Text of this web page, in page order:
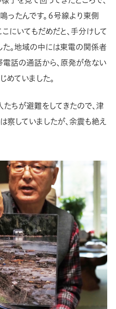
たんです。６号線より東側
こにいてもだめだと、手分けして
。地域の中には東電の関係者
話の通話から、原発が危ない
めていました。
ちが避難をしてきたので、津
察していましたが、余震も絶え